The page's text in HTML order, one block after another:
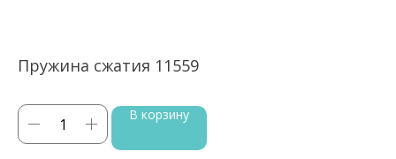
Пружина сжатия 11559
В корзину